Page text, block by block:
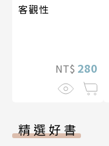
客觀性
NT$ 280
精選好書